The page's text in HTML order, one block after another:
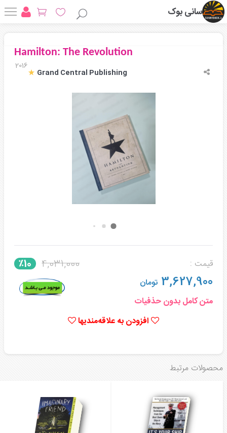
سانی بوک
Hamilton: The Revolution
2016
Grand Central Publishing
قیمت : 4,031,000 ٪10
3,627,900 تومان
متن کامل بدون حذفیات
افزودن به علاقه‌مندیها
محصولات مرتبط